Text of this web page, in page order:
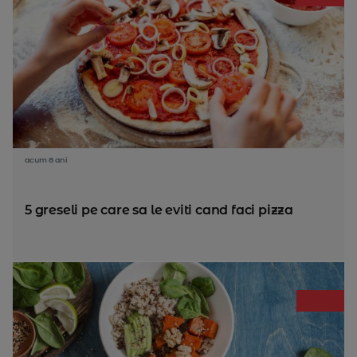
acum 8 ani
5 greseli pe care sa le eviti cand faci pizza